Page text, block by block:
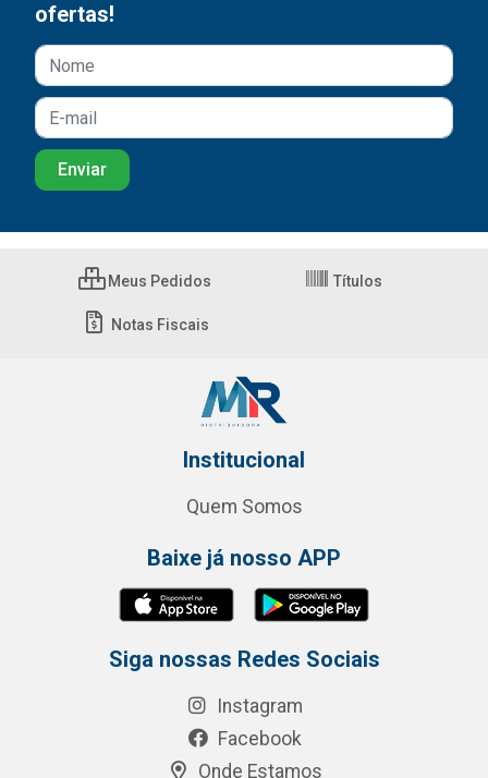
ofertas!
Meus Pedidos Títulos
Notas Fiscais
Institucional
Quem Somos
Baixe já nosso APP
Siga nossas Redes Sociais
Instagram
Facebook
Onde Estamos